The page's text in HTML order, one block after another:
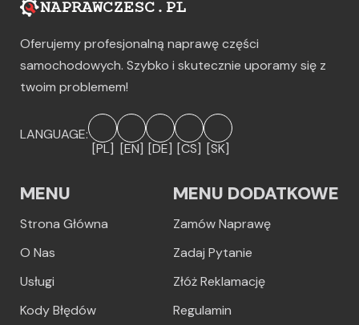
Oferujemy profesjonalną naprawę części
samochodowych. Szybko i skutecznie uporamy się z
twoim problemem!
LANGUAGE:
[PL] [EN] [DE] [CS] [SK]
MENU
Strona Główna
O Nas
Usługi
Kody Błędów
MENU DODATKOWE
Zamów Naprawę
Zadaj Pytanie
Złóż Reklamację
Regulamin